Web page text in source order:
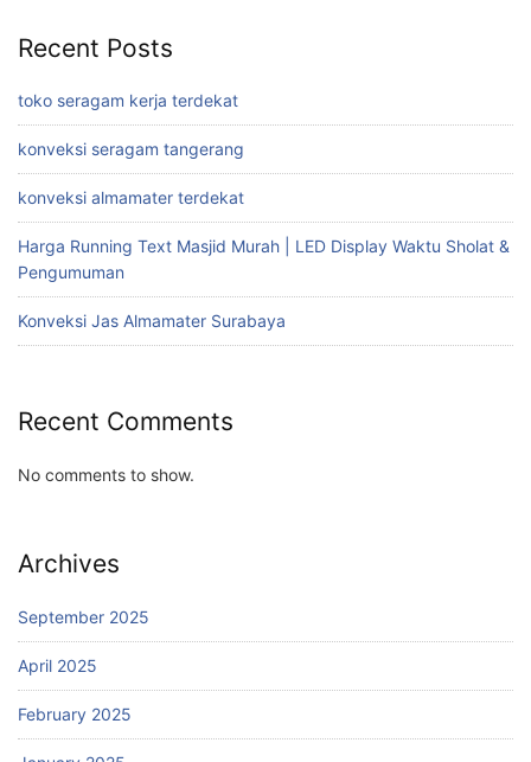
Recent Posts
toko seragam kerja terdekat
konveksi seragam tangerang
konveksi almamater terdekat
Harga Running Text Masjid Murah | LED Display Waktu Sholat &
Pengumuman
Konveksi Jas Almamater Surabaya
Recent Comments
No comments to show.
Archives
September 2025
April 2025
February 2025